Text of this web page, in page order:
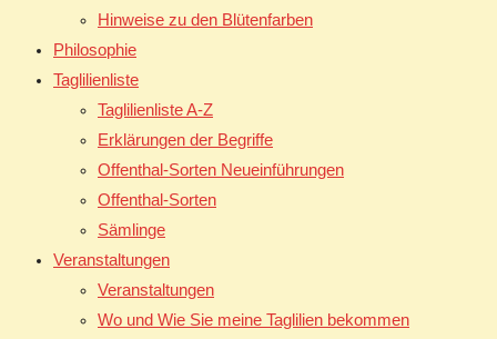
Hinweise zu den Blütenfarben
Philosophie
Taglilienliste
Taglilienliste A-Z
Erklärungen der Begriffe
Offenthal-Sorten Neueinführungen
Offenthal-Sorten
Sämlinge
Veranstaltungen
Veranstaltungen
Wo und Wie Sie meine Taglilien bekommen